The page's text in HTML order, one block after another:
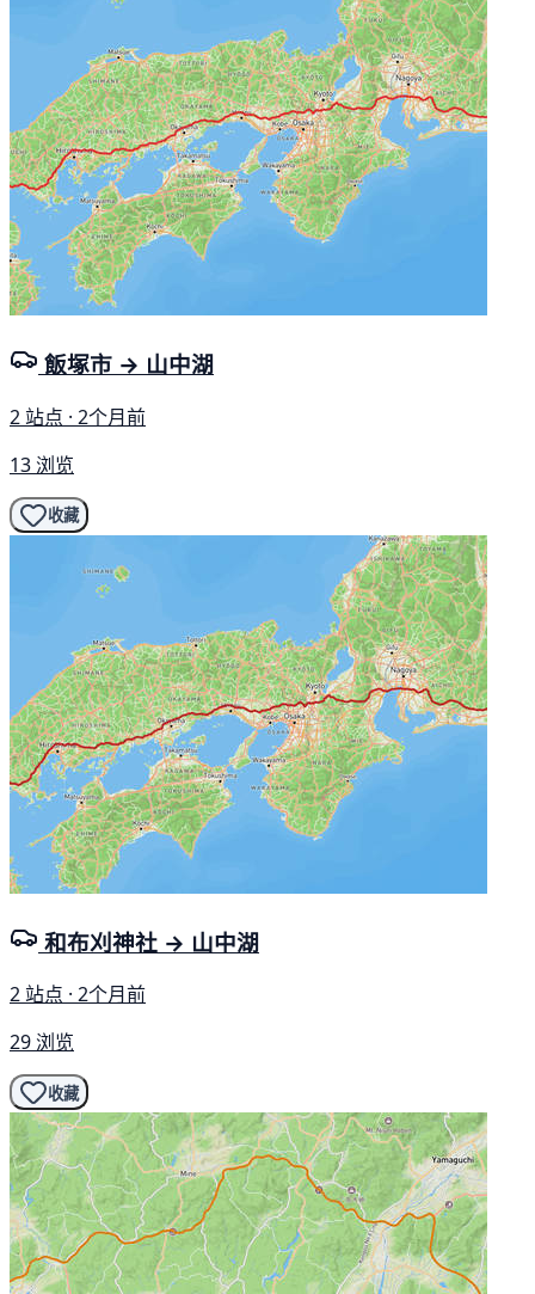
飯塚市 → 山中湖
2 站点 · 2个月前
13 浏览
收藏
和布刈神社 → 山中湖
2 站点 · 2个月前
29 浏览
收藏